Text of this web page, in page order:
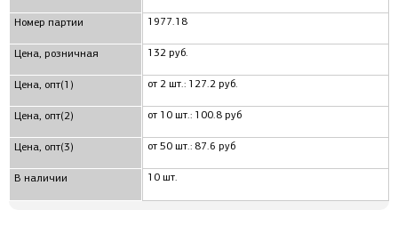
Номер партии
Цена, розничная
Цена, опт(1)
Цена, опт(2)
Цена, опт(3)
В наличии
1977.18
132 руб.
от 2 шт.: 127.2 руб.
от 10 шт.: 100.8 руб
от 50 шт.: 87.6 руб
10 шт.